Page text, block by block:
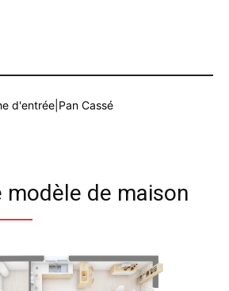
d'entrée|Pan Cassé
modèle de maison